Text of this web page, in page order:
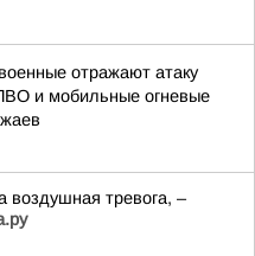
отражают атаку
и мобильные огневые
воздушная тревога, –